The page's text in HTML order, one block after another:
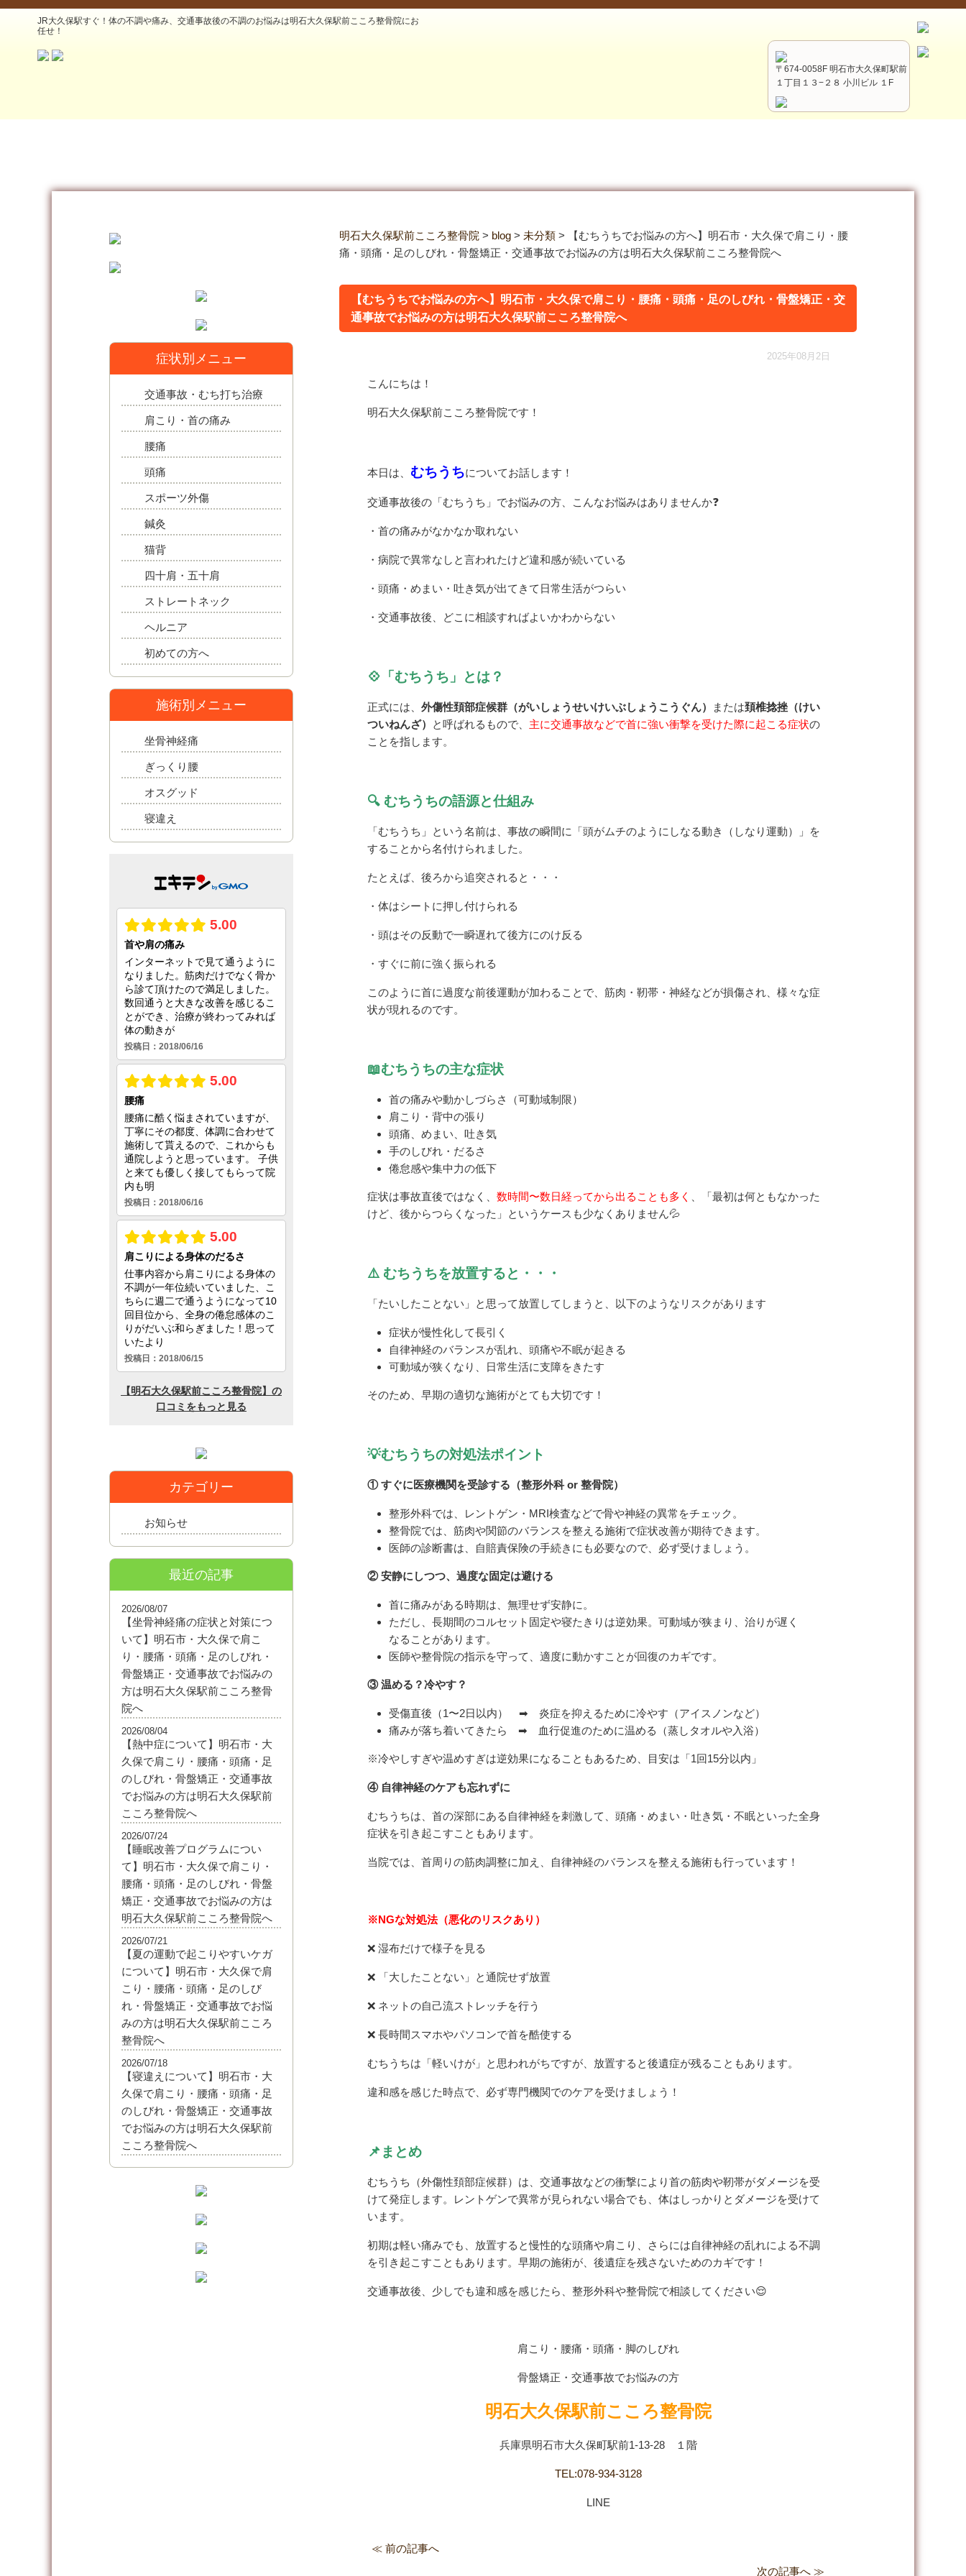
JR大久保駅すぐ！体の不調や痛み、交通事故後の不調のお悩みは明石大久保駅前こころ整骨院にお
任せ！
〒674-0058F 明石市大久保町駅前
１丁目１３−２８ 小川ビル １F
明石大久保駅前こころ整骨院 > blog > 未分類 >
【むちうちでお悩みの方へ】明石市・大久保で肩こり・腰
痛・頭痛・足のしびれ・骨盤矯正・交通事故でお悩みの方は明石大久保駅前こころ整骨院へ
【むちうちでお悩みの方へ】明石市・大久保で肩こり・腰痛・頭痛・足のしびれ・骨盤矯正・交
通事故でお悩みの方は明石大久保駅前こころ整骨院へ
2025年08月2日
こんにちは！
明石大久保駅前こころ整骨院です！
本日は、 むちうちについてお話します！
交通事故後の「むちうち」でお悩みの方、こんなお悩みはありませんか❓
・首の痛みがなかなか取れない
・病院で異常なしと言われたけど違和感が続いている
・頭痛・めまい・吐き気が出てきて日常生活がつらい
・交通事故後、どこに相談すればよいかわからない
💠「むちうち」とは？
正式には、 外傷性頚部症候群（がいしょうせいけいぶしょうこうぐん） または頚椎捻挫（けい
ついねんざ）
と呼ばれるもので、 主に交通事故などで首に強い衝撃を受けた際に起こる症状の
ことを指します。
🔍 むちうちの語源と仕組み
「むちうち」という名前は、事故の瞬間に「頭がムチのようにしなる動き（しなり運動）」を
することから名付けられました。
たとえば、後ろから追突されると・・・
・体はシートに押し付けられる
・頭はその反動で一瞬遅れて後方にのけ反る
・すぐに前に強く振られる
このように首に過度な前後運動が加わることで、筋肉・靭帯・神経などが損傷され、様々な症
状が現れるのです。
📖むちうちの主な症状
首の痛みや動かしづらさ（可動域制限）
肩こり・背中の張り
頭痛、めまい、吐き気
手のしびれ・だるさ
倦怠感や集中力の低下
症状は事故直後ではなく、 数時間〜数日経ってから出ることも多く
、「最初は何ともなかった
けど、後からつらくなった」というケースも少なくありません💦
⚠️ むちうちを放置すると・・・
「たいしたことない」と思って放置してしまうと、以下のようなリスクがあります
症状が慢性化して長引く
自律神経のバランスが乱れ、頭痛や不眠が起きる
可動域が狭くなり、日常生活に支障をきたす
そのため、早期の適切な施術がとても大切です！
💡むちうちの対処法ポイント
① すぐに医療機関を受診する（整形外科 or 整骨院）
整形外科では、レントゲン・MRI検査などで骨や神経の異常をチェック。
整骨院では、筋肉や関節のバランスを整える施術で症状改善が期待できます。
医師の診断書は、自賠責保険の手続きにも必要なので、必ず受けましょう。
② 安静にしつつ、過度な固定は避ける
首に痛みがある時期は、無理せず安静に。
ただし、長期間のコルセット固定や寝たきりは逆効果。可動域が狭まり、治りが遅く
なることがあります。
医師や整骨院の指示を守って、適度に動かすことが回復のカギです。
③ 温める？冷やす？
受傷直後（1〜2日以内） ➡ 炎症を抑えるために冷やす（アイスノンなど）
痛みが落ち着いてきたら ➡ 血行促進のために温める（蒸しタオルや入浴）
※冷やしすぎや温めすぎは逆効果になることもあるため、目安は「1回15分以内」
④ 自律神経のケアも忘れずに
むちうちは、首の深部にある自律神経を刺激して、頭痛・めまい・吐き気・不眠といった全身
症状を引き起こすこともあります。
当院では、首周りの筋肉調整に加え、自律神経のバランスを整える施術も行っています！
※NGな対処法（悪化のリスクあり）
❌ 湿布だけで様子を見る
❌ 「大したことない」と通院せず放置
❌ ネットの自己流ストレッチを行う
❌ 長時間スマホやパソコンで首を酷使する
むちうちは「軽いけが」と思われがちですが、放置すると後遺症が残ることもあります。
違和感を感じた時点で、必ず専門機関でのケアを受けましょう！
📌まとめ
むちうち（外傷性頚部症候群）は、交通事故などの衝撃により首の筋肉や靭帯がダメージを受
けて発症します。レントゲンで異常が見られない場合でも、体はしっかりとダメージを受けて
います。
初期は軽い痛みでも、放置すると慢性的な頭痛や肩こり、さらには自律神経の乱れによる不調
を引き起こすこともあります。早期の施術が、後遺症を残さないためのカギです！
交通事故後、少しでも違和感を感じたら、整形外科や整骨院で相談してください😌
肩こり・腰痛・頭痛・脚のしびれ
骨盤矯正・交通事故でお悩みの方
明石大久保駅前こころ整骨院
兵庫県明石市大久保町駅前1-13-28 １階
TEL:078-934-3128
LINE
≪ 前の記事へ
次の記事へ ≫
症状別メニュー
交通事故・むち打ち治療
肩こり・首の痛み
腰痛
頭痛
スポーツ外傷
鍼灸
猫背
四十肩・五十肩
ストレートネック
ヘルニア
初めての方へ
施術別メニュー
坐骨神経痛
ぎっくり腰
オスグッド
寝違え
カテゴリー
お知らせ
最近の記事
【坐骨神経痛の症状と対策につ
いて】明石市・大久保で肩こ
り・腰痛・頭痛・足のしびれ・
骨盤矯正・交通事故でお悩みの
方は明石大久保駅前こころ整骨
院へ
2026/08/07
【熱中症について】明石市・大
久保で肩こり・腰痛・頭痛・足
のしびれ・骨盤矯正・交通事故
でお悩みの方は明石大久保駅前
こころ整骨院へ
2026/08/04
【睡眠改善プログラムについ
て】明石市・大久保で肩こり・
腰痛・頭痛・足のしびれ・骨盤
矯正・交通事故でお悩みの方は
明石大久保駅前こころ整骨院へ
2026/07/24
【夏の運動で起こりやすいケガ
について】明石市・大久保で肩
こり・腰痛・頭痛・足のしび
れ・骨盤矯正・交通事故でお悩
みの方は明石大久保駅前こころ
整骨院へ
2026/07/21
【寝違えについて】明石市・大
久保で肩こり・腰痛・頭痛・足
のしびれ・骨盤矯正・交通事故
でお悩みの方は明石大久保駅前
こころ整骨院へ
2026/07/18